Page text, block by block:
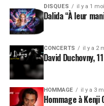
DISQUES il y a 1
Dalida “À leur
CONCERTS il y a 2
David Duchovny,
HOMMAGE il y a 3
Hommage à Kenji